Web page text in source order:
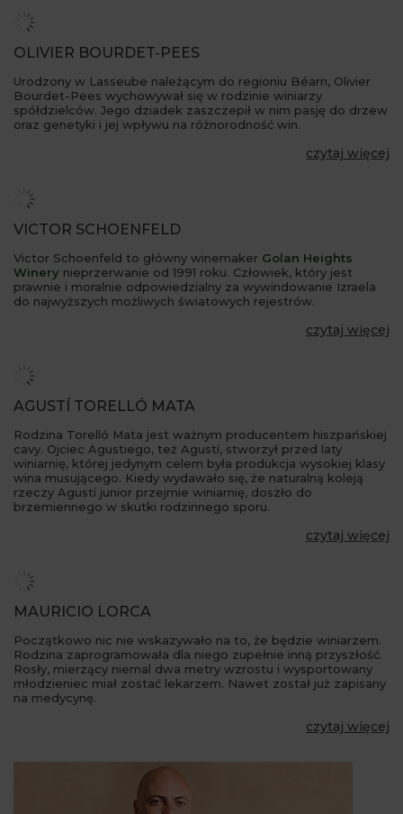
OLIVIER BOURDET-PEES
Urodzony w Lasseube należącym do regioniu Béarn, Olivier
Bourdet-Pees wychowywał się w rodzinie winiarzy
spółdzielców. Jego dziadek zaszczepił w nim pasję do drzew
oraz genetyki i jej wpływu na różnorodność win.
czytaj więcej
VICTOR SCHOENFELD
Victor Schoenfeld to główny winemaker Golan Heights
Winery nieprzerwanie od 1991 roku. Człowiek, który jest
prawnie i moralnie odpowiedzialny za wywindowanie Izraela
do najwyższych możliwych światowych rejestrów.
czytaj więcej
AGUSTÍ TORELLÓ MATA
Rodzina Torelló Mata jest ważnym producentem hiszpańskiej
cavy. Ojciec Agustiego, też Agustí, stworzył przed laty
winiarnię, której jedynym celem była produkcja wysokiej klasy
wina musującego. Kiedy wydawało się, że naturalną koleją
rzeczy Agustí junior przejmie winiarnię, doszło do
brzemiennego w skutki rodzinnego sporu.
czytaj więcej
MAURICIO LORCA
Początkowo nic nie wskazywało na to, że będzie winiarzem.
Rodzina zaprogramowała dla niego zupełnie inną przyszłość.
Rosły, mierzący niemal dwa metry wzrostu i wysportowany
młodzieniec miał zostać lekarzem. Nawet został już zapisany
na medycynę.
czytaj więcej